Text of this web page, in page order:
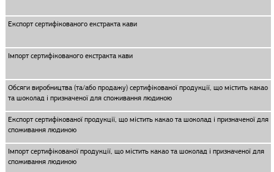
Експорт сертифікованого екстракта кави
Імпорт сертифікованого екстракта кави
Обсяги виробництва (та/або продажу) сертифікованої продукції, що містить какао
та шоколад і призначеної для споживання людиною
Експорт сертифікованої продукції, що містить какао та шоколад і призначеної для
споживання людиною
Імпорт сертифікованої продукції, що містить какао та шоколад і призначеної для
споживання людиною